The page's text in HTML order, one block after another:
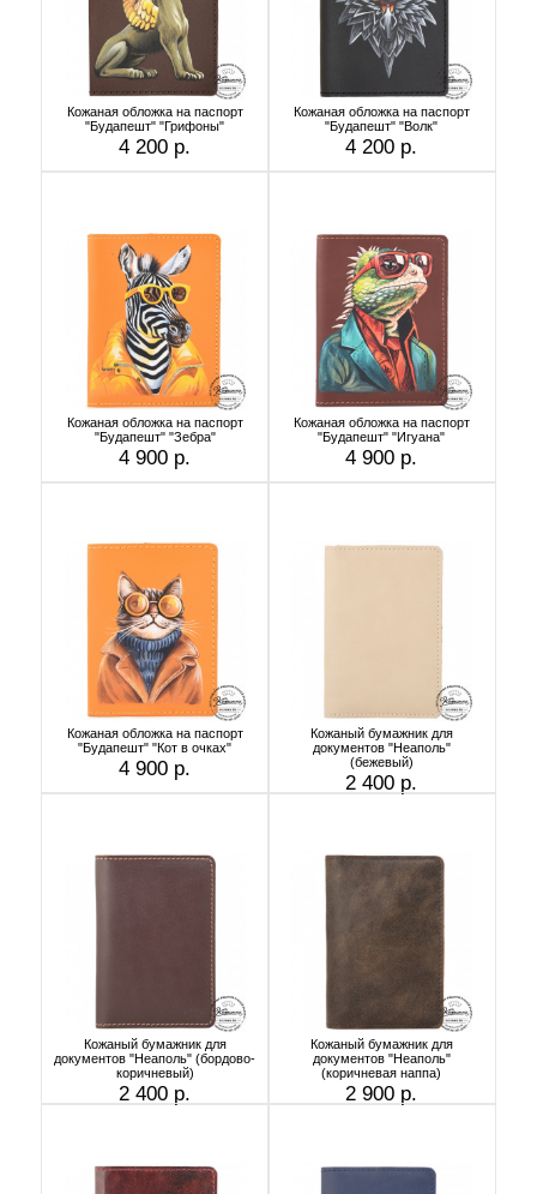
Кожаная обложка на паспорт
"Будапешт" "Грифоны"
4 200 р.
Кожаная обложка на паспорт
"Будапешт" "Волк"
4 200 р.
Кожаная обложка на паспорт
"Будапешт" "Зебра"
4 900 р.
Кожаная обложка на паспорт
"Будапешт" "Игуана"
4 900 р.
Кожаная обложка на паспорт
"Будапешт" "Кот в очках"
4 900 р.
Кожаный бумажник для
документов "Неаполь"
(бежевый)
2 400 р.
Кожаный бумажник для
документов "Неаполь" (бордово-
коричневый)
2 400 р.
Кожаный бумажник для
документов "Неаполь"
(коричневая наппа)
2 900 р.